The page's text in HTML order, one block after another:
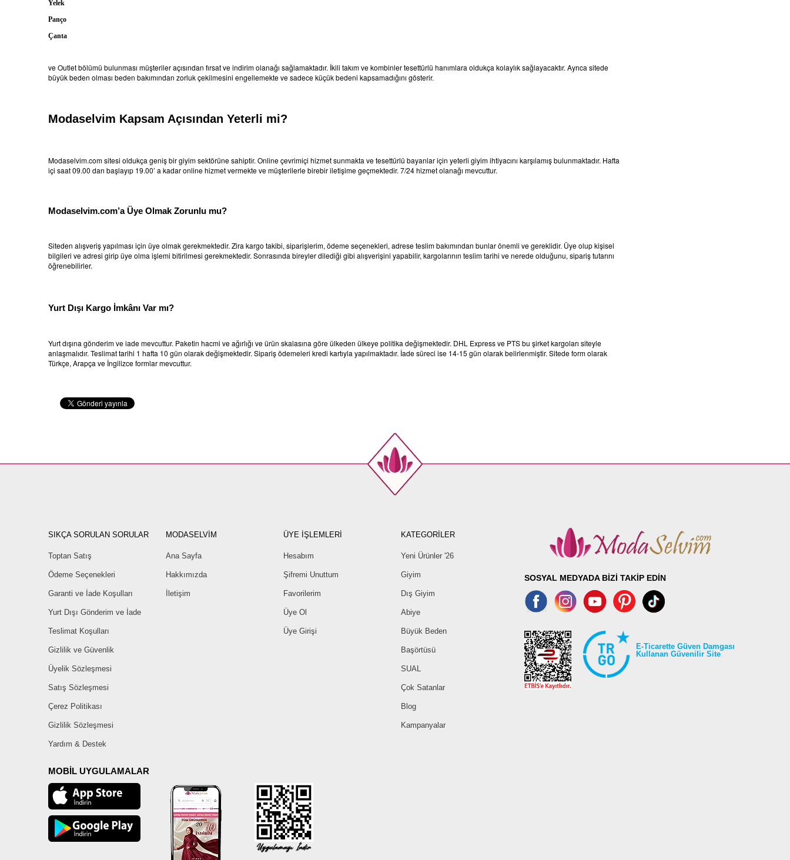
Yelek
Panço
Çanta
ve Outlet bölümü bulunması müşteriler açısından fırsat ve indirim olanağı sağlamaktadır. İkili takım ve kombinler tesettürlü hanımlara oldukça kolaylık sağlayacaktır. Ayrıca sitede
büyük beden olması beden bakımından zorluk çekilmesini engellemekte ve sadece küçük bedeni kapsamadığını gösterir.
Modaselvim Kapsam Açısından Yeterli mi?
Modaselvim.com sitesi oldukça geniş bir giyim sektörüne sahiptir. Online çevrimiçi hizmet sunmakta ve tesettürlü bayanlar için yeterli giyim ihtiyacını karşılamış bulunmaktadır. Hafta
içi saat 09.00 dan başlayıp 19.00’ a kadar online hizmet vermekte ve müşterilerle birebir iletişime geçmektedir. 7/24 hizmet olanağı mevcuttur.
Modaselvim.com’a Üye Olmak Zorunlu mu?
Siteden alışveriş yapılması için üye olmak gerekmektedir. Zira kargo takibi, siparişlerim, ödeme seçenekleri, adrese teslim bakımından bunlar önemli ve gereklidir. Üye olup kişisel
bilgileri ve adresi girip üye olma işlemi bitirilmesi gerekmektedir. Sonrasında bireyler dilediği gibi alışverişini yapabilir, kargolarının teslim tarihi ve nerede olduğunu, sipariş tutarını
öğrenebilirler.
Yurt Dışı Kargo İmkânı Var mı?
Yurt dışına gönderim ve iade mevcuttur. Paketin hacmi ve ağırlığı ve ürün skalasına göre ülkeden ülkeye politika değişmektedir. DHL Express ve PTS bu şirket kargoları siteyle
anlaşmalıdır. Teslimat tarihi 1 hafta 10 gün olarak değişmektedir. Sipariş ödemeleri kredi kartıyla yapılmaktadır. İade süreci ise 14-15 gün olarak belirlenmiştir. Sitede form olarak
Türkçe, Arapça ve İngilizce formlar mevcuttur.
SIKÇA SORULAN SORULAR
Toptan Satış
Ödeme Seçenekleri
Garanti ve İade Koşulları
Yurt Dışı Gönderim ve İade
Teslimat Koşulları
Gizlilik ve Güvenlik
Üyelik Sözleşmesi
Satış Sözleşmesi
Çerez Politikası
Gizlilik Sözleşmesi
Yardım & Destek
MODASELVİM
Ana Sayfa
Hakkımızda
İletişim
ÜYE İŞLEMLERİ
Hesabım
Şifremi Unuttum
Favorilerim
Üye Ol
Üye Girişi
KATEGORİLER
Yeni Ürünler '26
Giyim
Dış Giyim
Abiye
Büyük Beden
Başörtüsü
SUAL
Çok Satanlar
Blog
Kampanyalar
MOBİL UYGULAMALAR
SOSYAL MEDYADA BİZİ TAKİP EDİN
E-Ticarette Güven Damgası
Kullanan Güvenilir Site